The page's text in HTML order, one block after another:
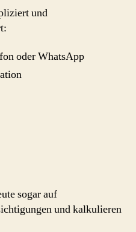
und
oder WhatsApp
sogar auf
und kalkulieren